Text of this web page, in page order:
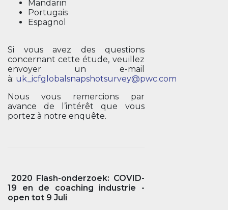
Mandarin
Portugais
Espagnol
Si vous avez des questions
concernant cette étude, veuillez
envoyer un e-mail
à: uk_icfglobalsnapshotsurvey@pwc.com
Nous vous remercions par
avance de l’intérêt que vous
portez à notre enquête.
2020 Flash-onderzoek: COVID-
19 en de coaching industrie -
open tot 9 Juli